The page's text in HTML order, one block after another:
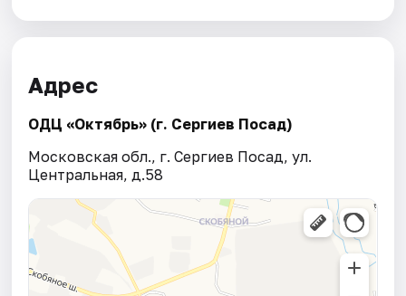
Адрес
ОДЦ «Октябрь» (г. Сергиев Посад)
Московская обл., г. Сергиев Посад, ул.
Центральная, д.58